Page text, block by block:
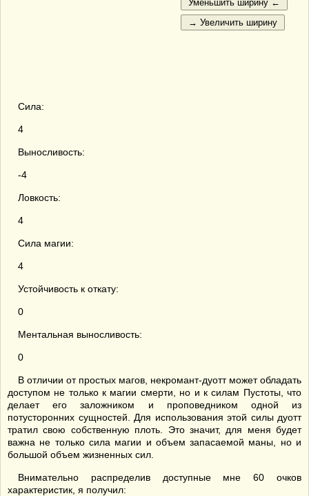
Сила:
4
Выносливость:
-4
Ловкость:
4
Сила магии:
4
Устойчивость к откату:
0
Ментальная выносливость:
0
В отличии от простых магов, некромант-дуотт может обладать
доступом не только к магии смерти, но и к силам Пустоты, что
делает его заложником и проповедником одной из
потусторонних сущностей. Для использования этой силы дуотт
тратил свою собственную плоть. Это значит, для меня будет
важна не только сила магии и объем запасаемой маны, но и
большой объем жизненных сил.
Внимательно распределив доступные мне 60 очков
характеристик, я получил: